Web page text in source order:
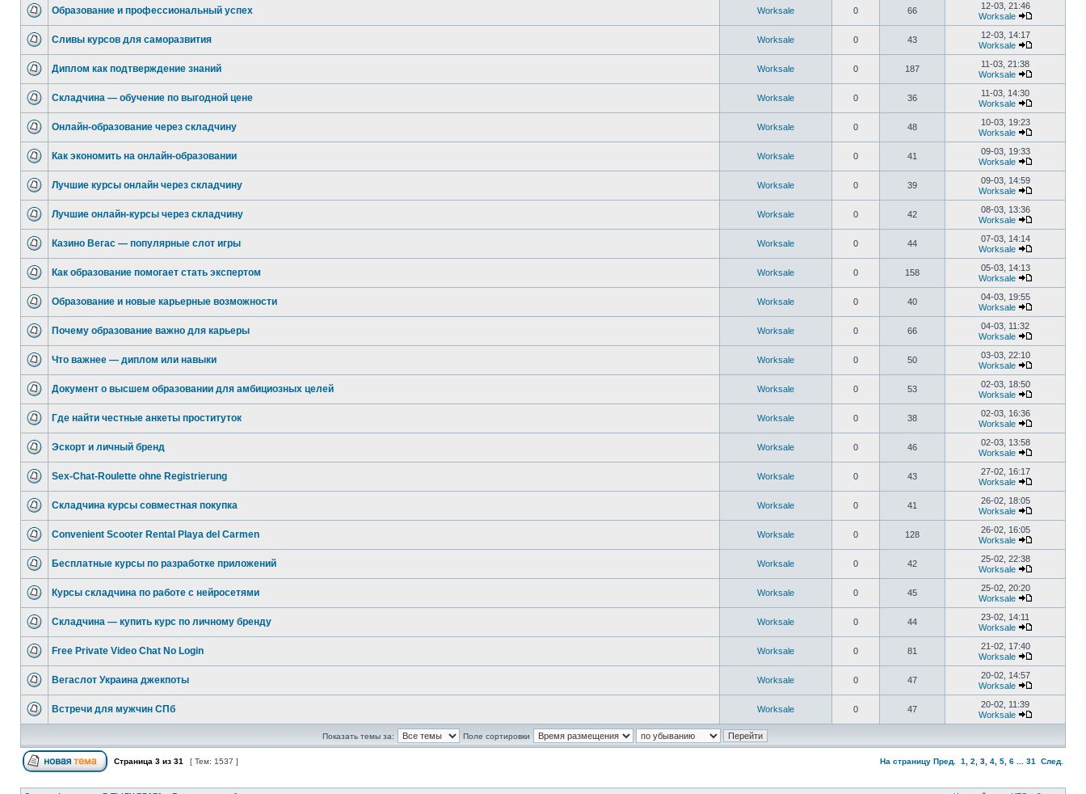
Образование и профессиональный успех Worksale 0 66
12-03, 21:46
Worksale
Сливы курсов для саморазвития Worksale 0 43
12-03, 14:17
Worksale
Диплом как подтверждение знаний Worksale 0 187
11-03, 21:38
Worksale
Складчина — обучение по выгодной цене Worksale 0 36
11-03, 14:30
Worksale
Онлайн-образование через складчину Worksale 0 48
10-03, 19:23
Worksale
Как экономить на онлайн-образовании Worksale 0 41
09-03, 19:33
Worksale
Лучшие курсы онлайн через складчину Worksale 0 39
09-03, 14:59
Worksale
Лучшие онлайн-курсы через складчину Worksale 0 42
08-03, 13:36
Worksale
Казино Вегас — популярные слот игры Worksale 0 44
07-03, 14:14
Worksale
Как образование помогает стать экспертом Worksale 0 158
05-03, 14:13
Worksale
Образование и новые карьерные возможности Worksale 0 40
04-03, 19:55
Worksale
Почему образование важно для карьеры Worksale 0 66
04-03, 11:32
Worksale
Что важнее — диплом или навыки Worksale 0 50
03-03, 22:10
Worksale
Документ о высшем образовании для амбициозных целей Worksale 0 53
02-03, 18:50
Worksale
Где найти честные анкеты проституток Worksale 0 38
02-03, 16:36
Worksale
Эскорт и личный бренд Worksale 0 46
02-03, 13:58
Worksale
Sex-Chat-Roulette ohne Registrierung Worksale 0 43
27-02, 16:17
Worksale
Складчина курсы совместная покупка Worksale 0 41
26-02, 18:05
Worksale
Convenient Scooter Rental Playa del Carmen Worksale 0 128
26-02, 16:05
Worksale
Бесплатные курсы по разработке приложений Worksale 0 42
25-02, 22:38
Worksale
Курсы складчина по работе с нейросетями Worksale 0 45
25-02, 20:20
Worksale
Складчина — купить курс по личному бренду Worksale 0 44
23-02, 14:11
Worksale
Free Private Video Chat No Login Worksale 0 81
21-02, 17:40
Worksale
Вегаслот Украина джекпоты Worksale 0 47
20-02, 14:57
Worksale
Встречи для мужчин СПб Worksale 0 47
20-02, 11:39
Worksale
Показать темы за: Поле сортировки
Страница 3 из 31 [ Тем: 1537 ] На страницу Пред. 1 2 3 4 5 6 31 След.